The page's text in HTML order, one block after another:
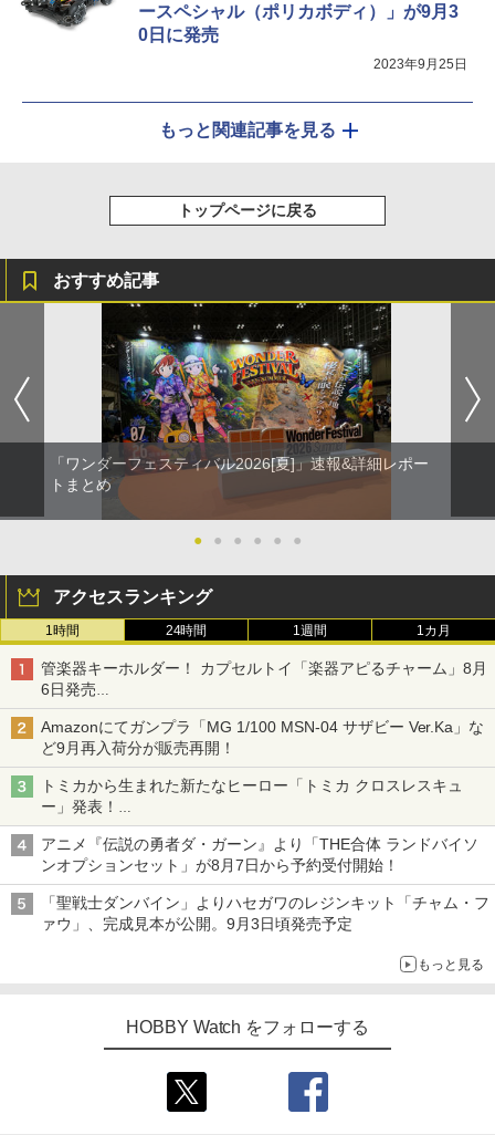
ースペシャル（ポリカボディ）」が9月3
0日に発売
2023年9月25日
もっと関連記事を見る
トップページに戻る
おすすめ記事
「ワンダーフェスティバル2026[夏]」速報&詳細レポー
トまとめ
● ● ● ● ● ●
アクセスランキング
1時間 24時間 1週間 1カ月
管楽器キーホルダー！ カプセルトイ「楽器アピるチャーム」8月
6日発売
チューバ、テナサクなど5種各3色
Amazonにてガンプラ「MG 1/100 MSN-04 サザビー Ver.Ka」な
ど9月再入荷分が販売再開！
トミカから生まれた新たなヒーロー「トミカ クロスレスキュ
ー」発表！
詳細は後日公開予定
アニメ『伝説の勇者ダ・ガーン』より「THE合体 ランドバイソ
ンオプションセット」が8月7日から予約受付開始！
「聖戦士ダンバイン」よりハセガワのレジンキット「チャム・フ
ァウ」、完成見本が公開。9月3日頃発売予定
もっと見る
HOBBY Watch をフォローする